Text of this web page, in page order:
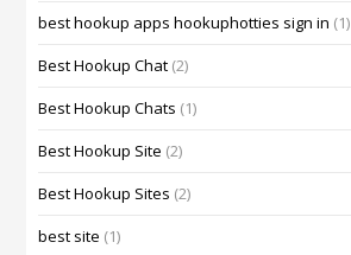
best hookup apps hookuphotties sign in (1)
Best Hookup Chat (2)
Best Hookup Chats (1)
Best Hookup Site (2)
Best Hookup Sites (2)
best site (1)